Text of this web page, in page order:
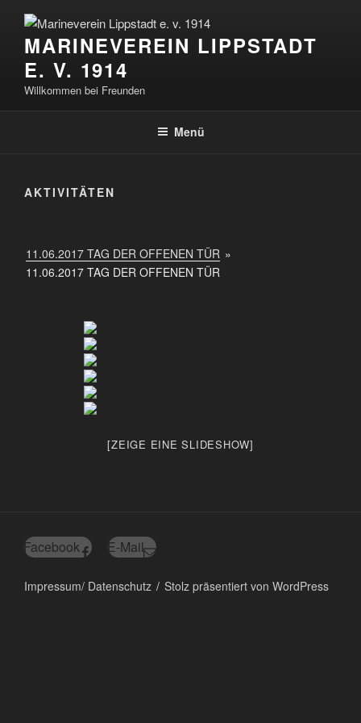
Inhalt
springenMARINEVEREIN LIPPSTADT
E. V. 1914
Willkommen bei Freunden
Menü
AKTIVITÄTEN
11.06.2017 TAG DER OFFENEN TÜR »
11.06.2017 TAG DER OFFENEN TÜR
[ZEIGE EINE SLIDESHOW]
Facebook E-Mail
Impressum/ Datenschutz Stolz präsentiert von WordPress